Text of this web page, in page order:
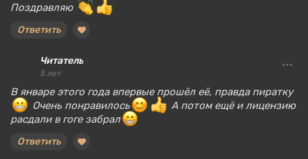
Поздравляю
Ответить
Читатель
5 лет
В январе этого года впервые прошёл её, правда пиратку
Очень понравилось
А потом ещё и лицензию
расдали в гоге забрал
Ответить